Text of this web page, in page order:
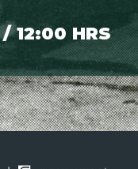
12:00 HRS